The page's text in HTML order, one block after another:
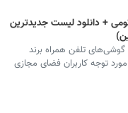
+ دانلود لیست جدیدترین
تلفن همراه برند
توجه کاربران فضای مجازی